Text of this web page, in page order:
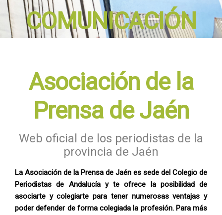
COMUNICACIÓN
Asociación de la
Prensa de Jaén
Web oficial de los periodistas de la
provincia de Jaén
La Asociación de la Prensa de Jaén es sede del Colegio de
Periodistas de Andalucía y te ofrece la posibilidad de
asociarte y colegiarte para tener numerosas ventajas y
poder defender de forma colegiada la profesión. Para más